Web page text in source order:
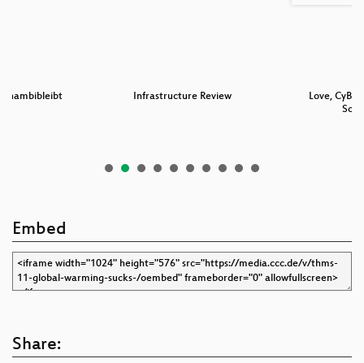
#hambibleibt Infrastructure Review
Love,
Embed
Share: